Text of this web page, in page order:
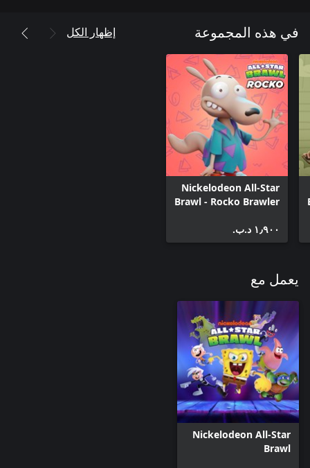
في هذه المجموعة إظهار الكل
Nickelodeon All-Star
Brawl - Rocko Brawler
١٫٩٠٠ د.ب.‏
يعمل مع
Nickelodeon All-Star
Brawl